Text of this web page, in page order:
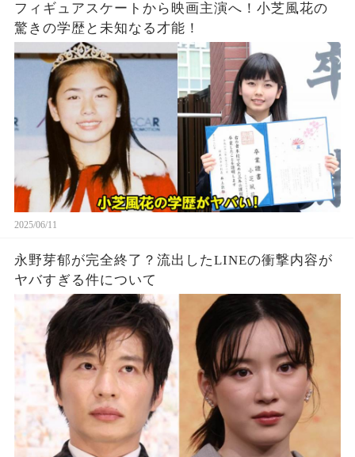
フィギュアスケートから映画主演へ！小芝風花の
驚きの学歴と未知なる才能！
2025/06/11
永野芽郁が完全終了？流出したLINEの衝撃内容が
ヤバすぎる件について